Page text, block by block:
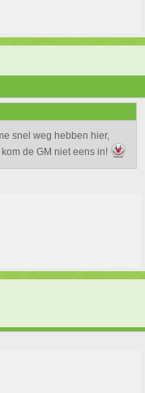
snel weg hebben hier,
de GM niet eens in!